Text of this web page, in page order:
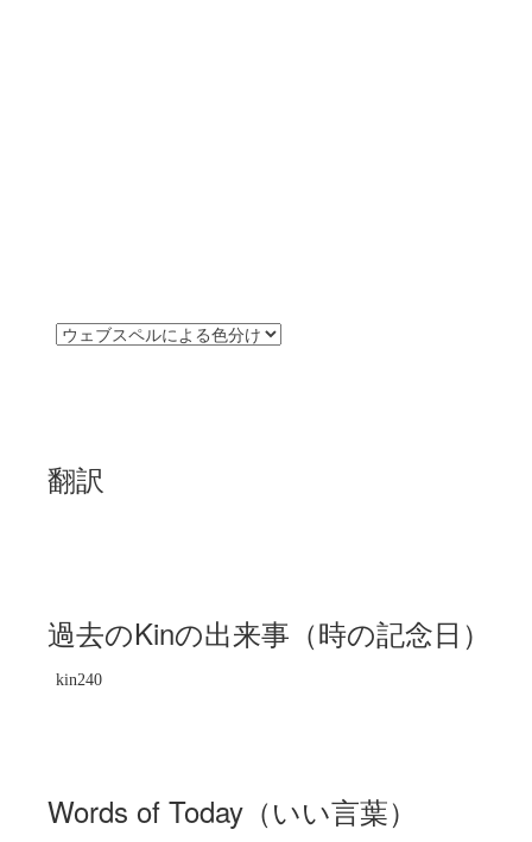
翻訳
過去のKinの出来事（時の記念日）
kin240
Words of Today（いい言葉）